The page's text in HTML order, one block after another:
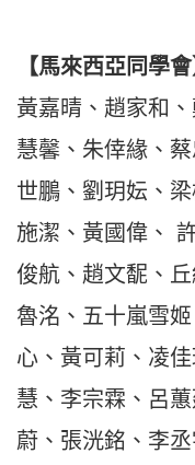
【馬來西亞同學會
黃嘉晴、趙家和
慧馨、朱倖緣、
世鵬、劉玥妘、
施潔、黃國偉、
俊航、趙文馜、
魯洺、五十嵐雪
心、黃可莉、凌
慧、李宗霖、呂
蔚、張洸銘、李丞